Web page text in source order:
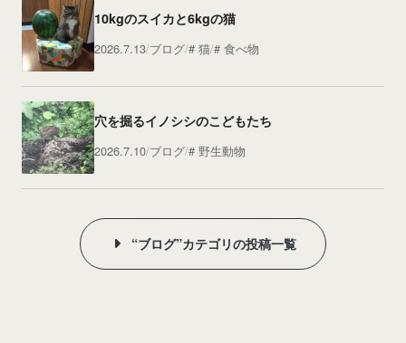
10kgのスイカと6kgの猫
2026.7.13 ブログ 猫 食べ物
穴を掘るイノシシのこどもたち
2026.7.10 ブログ 野生動物
“ブログ”カテゴリの投稿一覧